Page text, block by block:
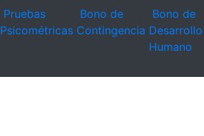
Pruebas
Psicométricas
Bono de
Contingencia
Bono de
Desarrollo
Humano